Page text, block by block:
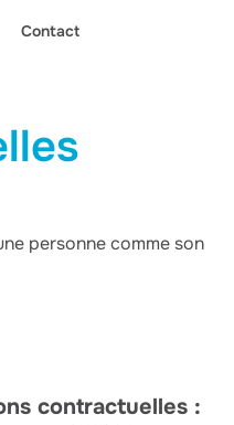
Contact
personne comme son
contractuelles :